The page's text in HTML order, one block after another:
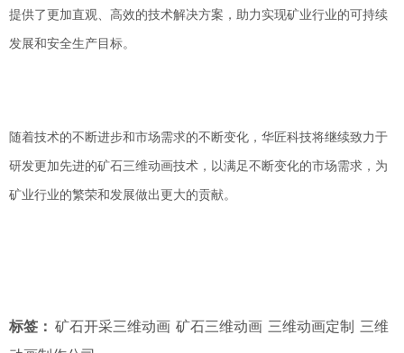
提供了更加直观、高效的技术解决方案，助力实现矿业行业的可持续
发展和安全生产目标。
随着技术的不断进步和市场需求的不断变化，华匠科技将继续致力于
研发更加先进的矿石三维动画技术，以满足不断变化的市场需求，为
矿业行业的繁荣和发展做出更大的贡献。
标签： 矿石开采三维动画 矿石三维动画 三维动画定制
三维